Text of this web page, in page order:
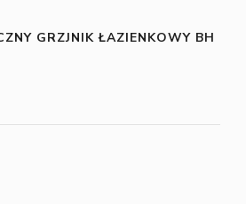
GRZJNIK ŁAZIENKOWY BH